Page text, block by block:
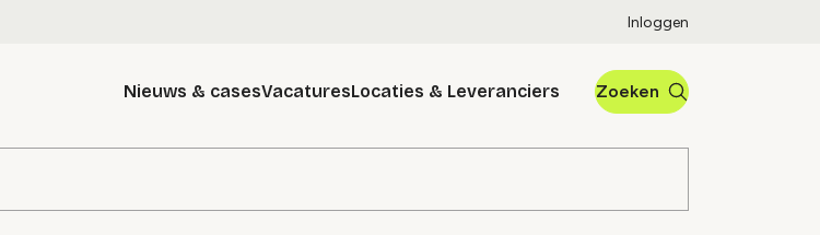
Inloggen
Nieuws & casesVacaturesLocaties & Leveranciers Zoeken